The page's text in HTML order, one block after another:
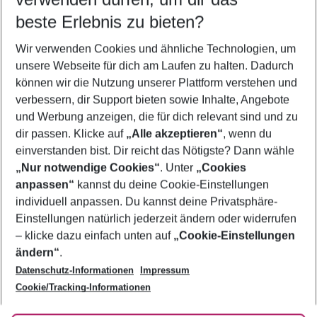
5-8 Nächte
2 Erwachsene Keine Kinder
Mehr Filter anzeigen
Footer
Footer navigation
Über uns
AGB
Bestpreisgarantie
Cookie-Einstellungen ändern
Cookie-Richtlinie
Agenturbetreuung
Barrierefreies Reisen
Folge uns
beste Erlebnis zu bieten?
Wir verwenden Cookies und ähnliche Technologien, um
unsere Webseite für dich am Laufen zu halten. Dadurch
können wir die Nutzung unserer Plattform verstehen und
verbessern, dir Support bieten sowie Inhalte, Angebote
und Werbung anzeigen, die für dich relevant sind und zu
dir passen. Klicke auf „Alle akzeptieren“, wenn du
einverstanden bist. Dir reicht das Nötigste? Dann wähle
„Nur notwendige Cookies“. Unter „Cookies
anpassen“ kannst du deine Cookie-Einstellungen
individuell anpassen. Du kannst deine Privatsphäre-
Einstellungen natürlich jederzeit ändern oder widerrufen
– klicke dazu einfach unten auf „Cookie-Einstellungen
ändern“.
Datenschutz-Informationen
Impressum
Cookie/Tracking-Informationen